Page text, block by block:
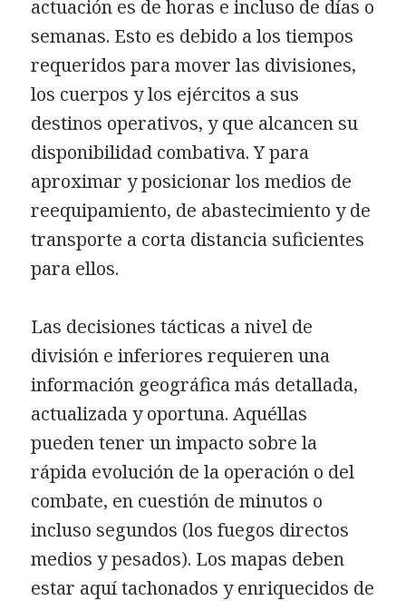
actuación es de horas e incluso de días o
semanas. Esto es debido a los tiempos
requeridos para mover las divisiones,
los cuerpos y los ejércitos a sus
destinos operativos, y que alcancen su
disponibilidad combativa. Y para
aproximar y posicionar los medios de
reequipamiento, de abastecimiento y de
transporte a corta distancia suficientes
para ellos.
Las decisiones tácticas a nivel de
división e inferiores requieren una
información geográfica más detallada,
actualizada y oportuna. Aquéllas
pueden tener un impacto sobre la
rápida evolución de la operación o del
combate, en cuestión de minutos o
incluso segundos (los fuegos directos
medios y pesados). Los mapas deben
estar aquí tachonados y enriquecidos de